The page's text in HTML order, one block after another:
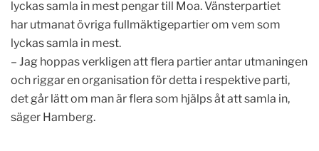
lyckas samla in mest pengar till Moa. Vänsterpartiet
har utmanat övriga fullmäktigepartier om vem som
lyckas samla in mest.
– Jag hoppas verkligen att flera partier antar utmaningen
och riggar en organisation för detta i respektive parti,
det går lätt om man är flera som hjälps åt att samla in,
säger Hamberg.